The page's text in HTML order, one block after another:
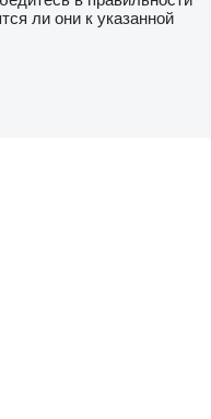
ли они к указанной